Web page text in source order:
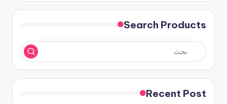
Search Products
Recent Post